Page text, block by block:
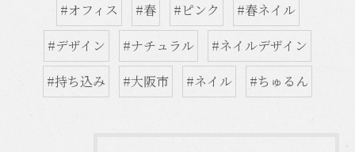
#オフィス
#春 #ピンク
#春ネイル
#デザイン
#ナチュラル
#ネイルデザイン
#持ち込み
#大阪市 #ネイル #ちゅるん